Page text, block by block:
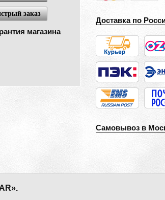
заказ
магазина
Доставка по
Самовывоз в